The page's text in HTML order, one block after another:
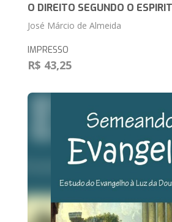
O DIREITO SEGUNDO O
José Márcio de Almeida
IMPRESSO
R$ 43,25